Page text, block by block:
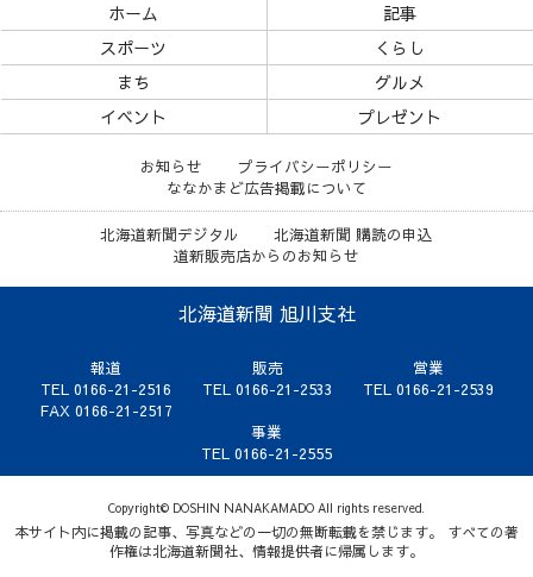
ホーム
記事
スポーツ
くらし
まち
グルメ
イベント
プレゼント
お知らせ
プライバシーポリシー
ななかまど広告掲載について
北海道新聞デジタル
北海道新聞 購読の申込
道新販売店からのお知らせ
北海道新聞 旭川支社
報道
TEL 0166-21-2516
FAX 0166-21-2517
販売
TEL 0166-21-2533
営業
TEL 0166-21-2539
事業
TEL 0166-21-2555
Copyright© DOSHIN NANAKAMADO All rights reserved.
本サイト内に掲載の記事、写真などの一切の無断転載を禁じます。 すべての著
作権は北海道新聞社、情報提供者に帰属します。